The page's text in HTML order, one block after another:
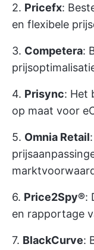
2. Pricefx:
en flexibele
3. Competera:
4. Prisync: Het
op maat voor
5. Omnia Retail
6. Price2Spy®:
en rapportage
7. BlackCurve: